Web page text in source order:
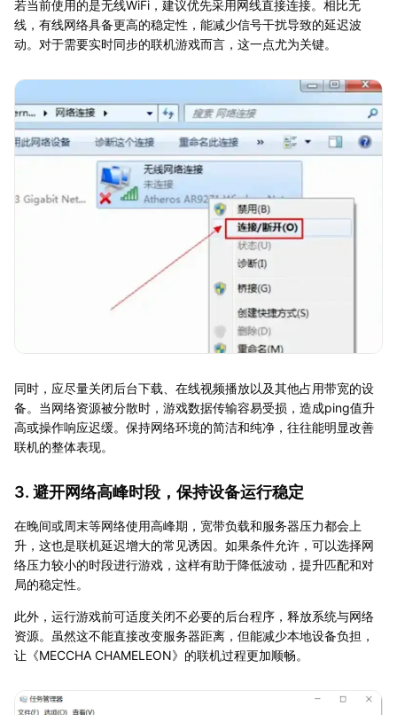
若当前使用的是无线WiFi，建议优先采用网线直接连接。相比无
线，有线网络具备更高的稳定性，能减少信号干扰导致的延迟波
动。对于需要实时同步的联机游戏而言，这一点尤为关键。
同时，应尽量关闭后台下载、在线视频播放以及其他占用带宽的设
备。当网络资源被分散时，游戏数据传输容易受损，造成ping值升
高或操作响应迟缓。保持网络环境的简洁和纯净，往往能明显改善
联机的整体表现。
3. 避开网络高峰时段，保持设备运行稳定
在晚间或周末等网络使用高峰期，宽带负载和服务器压力都会上
升，这也是联机延迟增大的常见诱因。如果条件允许，可以选择网
络压力较小的时段进行游戏，这样有助于降低波动，提升匹配和对
局的稳定性。
此外，运行游戏前可适度关闭不必要的后台程序，释放系统与网络
资源。虽然这不能直接改变服务器距离，但能减少本地设备负担，
让《MECCHA CHAMELEON》的联机过程更加顺畅。